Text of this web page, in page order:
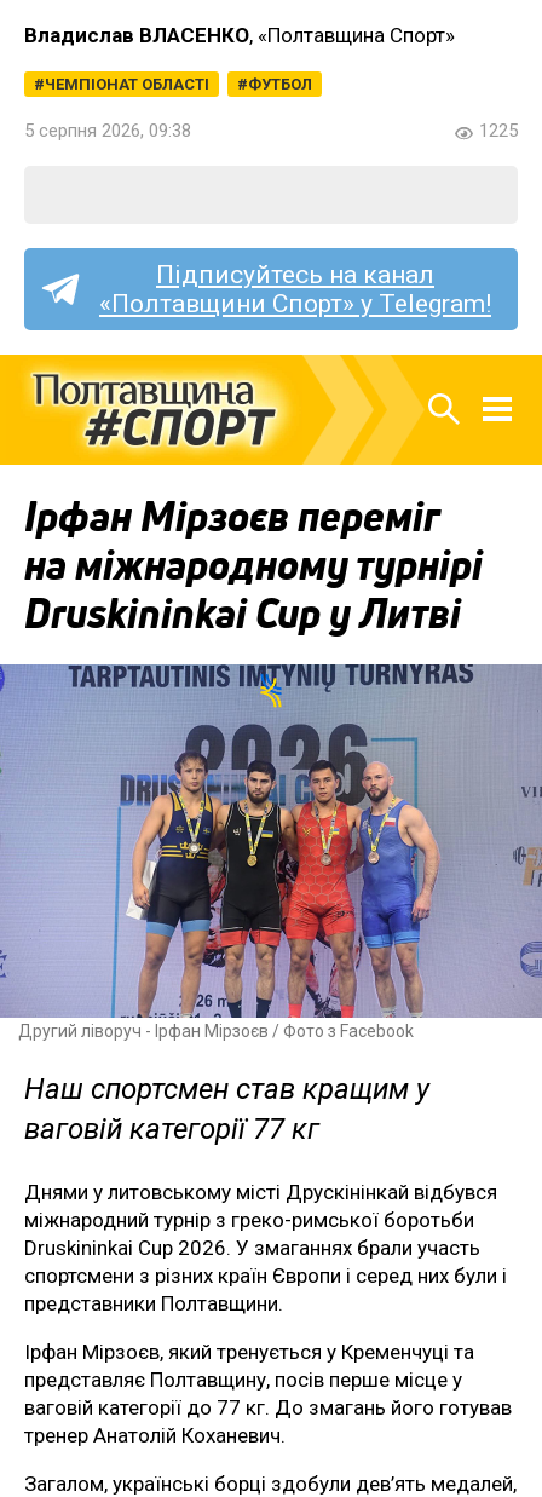
Владислав ВЛАСЕНКО, «Полтавщина Спорт»
ЧЕМПІОНАТ ОБЛАСТІ ФУТБОЛ
5 серпня 2026, 09:38 1225
Підписуйтесь на канал
«Полтавщини Спорт» у Telegram!
Ірфан Мірзоєв переміг
на міжнародному турнірі
Druskininkai Cup у Литві
Другий ліворуч - Ірфан Мірзоєв / Фото з Facebook
Наш спортсмен став кращим у
ваговій категорії 77 кг
Днями у литовському місті Друскінінкай відбувся
міжнародний турнір з греко-римської боротьби
Druskininkai Cup 2026. У змаганнях брали участь
спортсмени з різних країн Європи і серед них були і
представники Полтавщини.
Ірфан Мірзоєв, який тренується у Кременчуці та
представляє Полтавщину, посів перше місце у
ваговій категорії до 77 кг. До змагань його готував
тренер Анатолій Коханевич.
Загалом, українські борці здобули дев’ять медалей,